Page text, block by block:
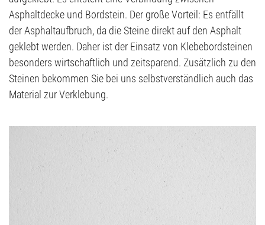
Asphaltdecke und Bordstein. Der große Vorteil: Es entfällt
der Asphaltaufbruch, da die Steine direkt auf den Asphalt
geklebt werden. Daher ist der Einsatz von Klebebordsteinen
besonders wirtschaftlich und zeitsparend. Zusätzlich zu den
Steinen bekommen Sie bei uns selbstverständlich auch das
Material zur Verklebung.